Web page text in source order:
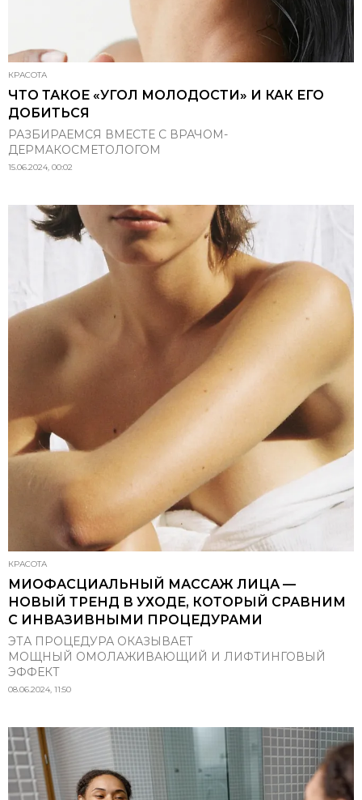
КРАСОТА
ЧТО ТАКОЕ «УГОЛ МОЛОДОСТИ» И КАК ЕГО
ДОБИТЬСЯ
РАЗБИРАЕМСЯ ВМЕСТЕ С ВРАЧОМ-
ДЕРМАКОСМЕТОЛОГОМ
15.06.2024, 00:02
КРАСОТА
МИОФАСЦИАЛЬНЫЙ МАССАЖ ЛИЦА —
НОВЫЙ ТРЕНД В УХОДЕ, КОТОРЫЙ СРАВНИМ
С ИНВАЗИВНЫМИ ПРОЦЕДУРАМИ
ЭТА ПРОЦЕДУРА ОКАЗЫВАЕТ
МОЩНЫЙ ОМОЛАЖИВАЮЩИЙ И ЛИФТИНГОВЫЙ
ЭФФЕКТ
08.06.2024, 11:50